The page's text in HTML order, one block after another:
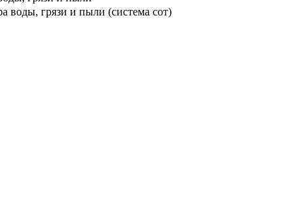
воды, грязи и пыли (система сот)